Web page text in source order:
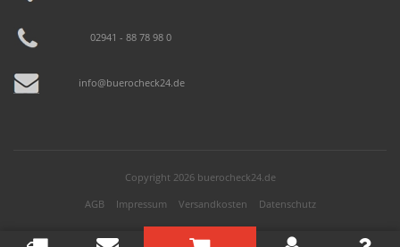
02941 - 88 78 98 0
info@buerocheck24.de
Copyright 2026 buerocheck24.de
AGB
Impressum Versandkosten Datenschutz